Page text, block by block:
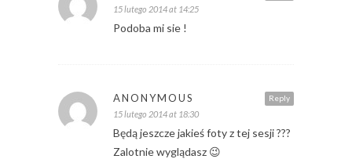
15 lutego 2014 at 14:25
Podoba mi sie !
Reply
ANONYMOUS
15 lutego 2014 at 18:30
Będą jeszcze jakieś foty z tej sesji ???
Zalotnie wyglądasz 😉